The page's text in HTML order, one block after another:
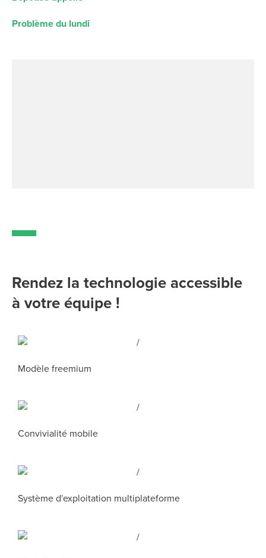
Problème du lundi
Rendez la technologie accessible
à votre équipe !
Modèle freemium
Convivialité mobile
Système d'exploitation multiplateforme